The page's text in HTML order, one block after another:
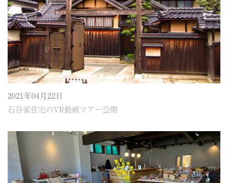
2021年04月22日
石谷家住宅のVR動画ツアー公開